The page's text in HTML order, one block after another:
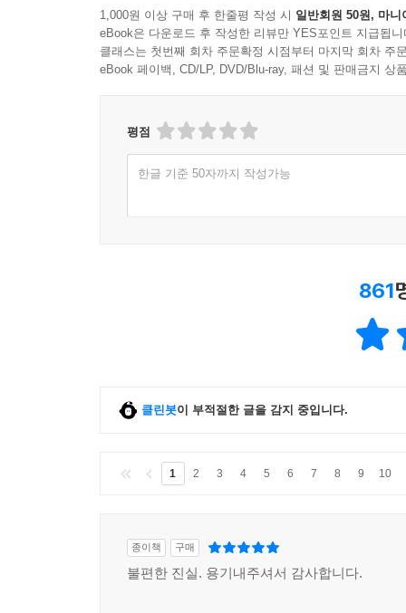
이처럼 잘못된 기억으로 현재 한일 간에는 과거사
일본 기업 신일본주금(주)에 해방 전 조선인 노
정부가 1965년 한일협정으로 양국 간, 양국 국민
식민지 지배의 피해를 배상하라고 명령한, 수습
만들었다. 일본군이 위안소를 설치하고 그 운영
사과하고 위로금을 지급하려 했음에도, 한국의
폐기했다. 이로써 위안부 문제는 전혀 해결의 실
민간 위안부 및 미국군 위안부 문제에는 눈을
일본의 식민지 지배와 그 후의 한일 관계에 대
일본은 그를 반성, 사죄하지 않았다”고 생각한다.
1,000원 이상 구매 후 한줄평 작성 시 일반회원 50원, 마니
eBook은 다운로드 후 작성한 리뷰만 YES포인트 지급됩니
클래스는 첫번째 회차 주문확정 시점부터 마지막 회차 주
eBook 페이백, CD/LP, DVD/Blu-ray, 패션 및 판매금지 상
평점
한글 기준 50자까지 작성가능
861
클린봇이 부적절한 글을 감지 중입니다.
1 2 3 4 5 6 7 8 9 10
종이책 구매
불편한 진실. 용기내주셔서 감사합니다.